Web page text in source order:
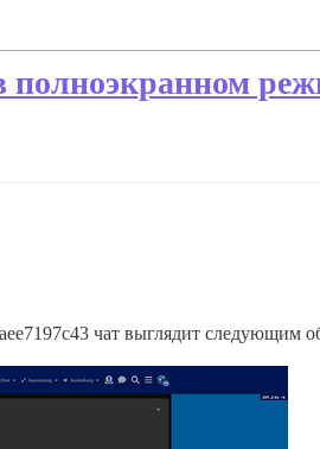
полноэкранном
чат выглядит следующим